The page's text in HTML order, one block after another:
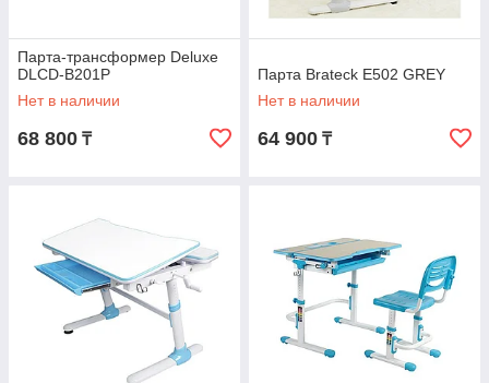
Парта-трансформер Deluxe
DLCD-B201Р
Нет в наличии
68 800 ₸
Парта Brateck E502 GREY
Нет в наличии
64 900 ₸